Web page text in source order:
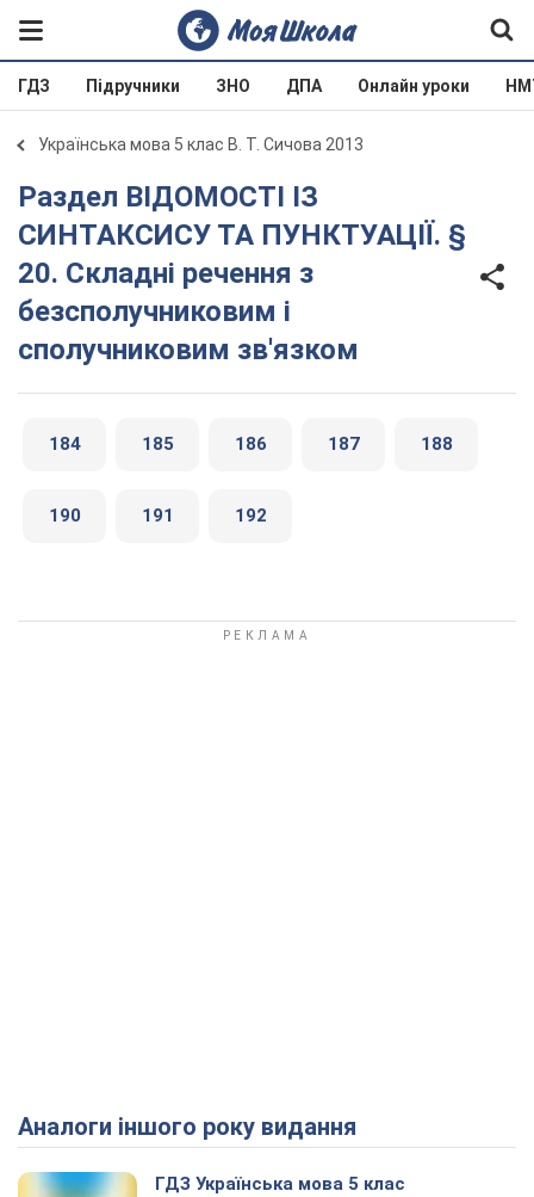
ГДЗ Підручники ЗНО ДПА Онлайн уроки
Українська мова 5 клас В. Т. Сичова 2013
Раздел ВІДОМОСТІ ІЗ
СИНТАКСИСУ ТА ПУНКТУАЦІЇ. §
20. Складні речення з
безсполучниковим і
сполучниковим зв'язком
184 185 186 187 188
190 191 192
Аналоги іншого року видання
ГДЗ Українська мова 5 клас